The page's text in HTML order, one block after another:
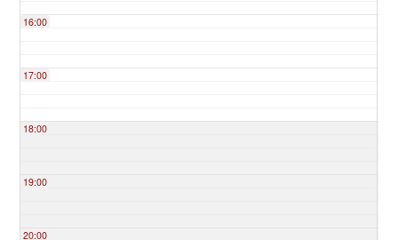
16:00
17:00
18:00
19:00
20:00